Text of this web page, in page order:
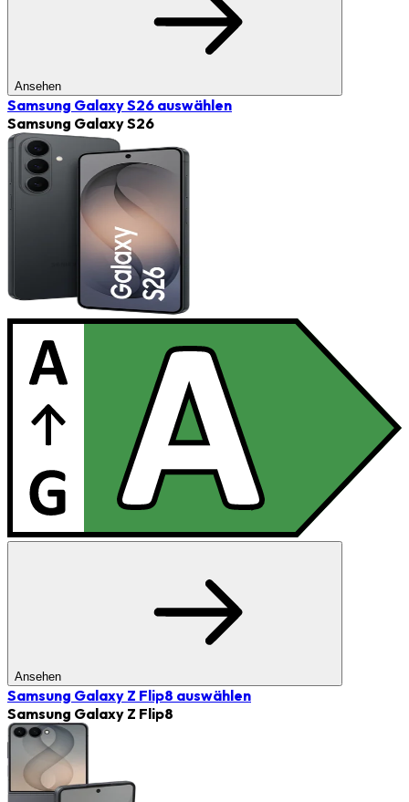
Ansehen
Samsung Galaxy S26 auswählen
Samsung Galaxy S26
Ansehen
Samsung Galaxy Z Flip8 auswählen
Samsung Galaxy Z Flip8